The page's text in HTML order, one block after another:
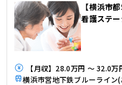
【横浜市
看護ステ
【月収】28.0万円 ～ 32.0万